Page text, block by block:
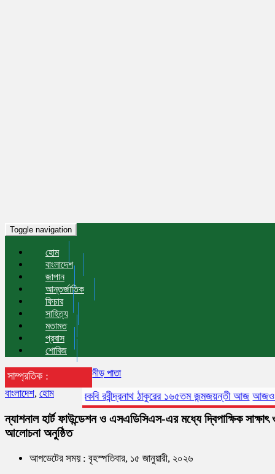
Toggle navigation
হোম
বাংলাদেশ
জাপান
আন্তর্জাতিক
ফিচার
সাহিত্য
মতামত
প্রবাস
শোবিজ
সাম্প্রতিক :
বিশ্বকবি রবীন্দ্রনাথ ঠাকুরের ১৬৫তম জন্মজয়ন্তী আজ আজও
নীড় পাতা
বাংলাদেশ, হোম
ন্যাশনাল হার্ট ফাউন্ডেশন ও এসএডিসিএস-এর মধ্যে দ্বিপাক্ষিক সাক্ষাৎ
আলোচনা অনুষ্ঠিত
আপডেটের সময় : বৃহস্পতিবার, ১৫ জানুয়ারী, ২০২৬